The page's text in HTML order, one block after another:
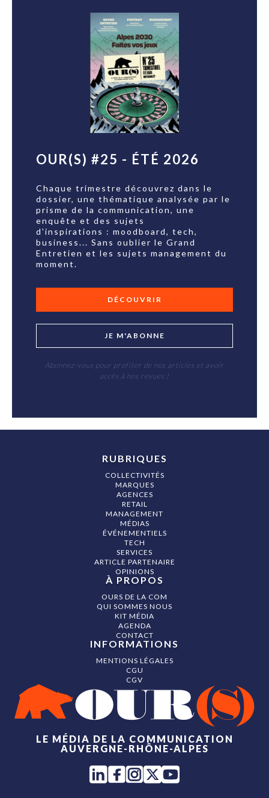
OUR(S) #25 - ÉTÉ 2026
Chaque trimestre découvrez dans le
dossier, une thématique analysée par le
prisme de la communication, une
enquête et des sujets
d'inspirations : moodboard, tech,
business... Sans oublier le Grand
Entretien et les sujets management du
moment.
DÉCOUVRIR
JE M'ABONNE
Abonnez-vous pour profiter de nos articles et avoir
accès à nos revues !
LE MÉDIA DE LA COMMUNICATION
AUVERGNE-RHÔNE-ALPES
RUBRIQUES
COLLECTIVITÉS
MARQUES
AGENCES
RETAIL
MANAGEMENT
MÉDIAS
ÉVÉNEMENTIELS
TECH
SERVICES
ARTICLE PARTENAIRE
OPINIONS
À PROPOS
OURS DE LA COM
QUI SOMMES NOUS
KIT MÉDIA
AGENDA
CONTACT
INFORMATIONS
MENTIONS LÉGALES
CGU
CGV